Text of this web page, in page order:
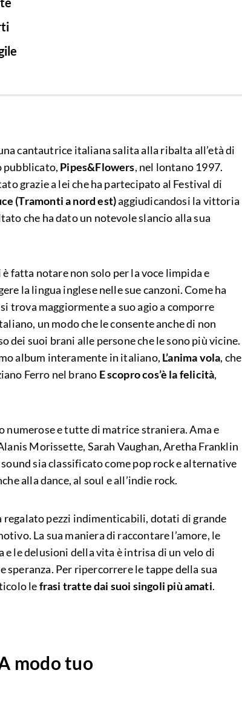
cantautrice italiana salita alla ribalta all’età di
pubblicato, Pipes&Flowers, nel lontano 1997.
grazie a lei che ha partecipato al Festival di
(Tramonti a nord est)aggiudicandosi la vittoria
che ha dato un notevole slancio alla sua
è fatta notare non solo per la voce limpida e
la lingua inglese nelle sue canzoni. Come ha
trova maggiormente a suo agio a comporre
un modo che le consente anche di non
dei suoi brani alle persone che le sono più vicine.
album interamente in italiano, L’anima vola, che
Ferro nel brano E scopro cos’è la felicità,
numerose e tutte di matrice straniera. Ama e
Morissette, Sarah Vaughan, Aretha Franklin
sia classificato come pop rock e alternative
alla dance, al soul e all’indie rock.
regalato pezzi indimenticabili, dotati di grande
La sua maniera di raccontare l’amore, le
e le delusioni della vita è intrisa di un velo di
speranza. Per ripercorrere le tappe della sua
lefrasi tratte dai suoi singoli più amati.
modo tuo